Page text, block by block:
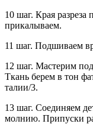
10 шаг. Края
прикалываем.
11 шаг. Подшиваем
12 шаг. Мастерим
Ткань берем в тон
талии/3.
13 шаг. Соединяем
молнию. Припуски